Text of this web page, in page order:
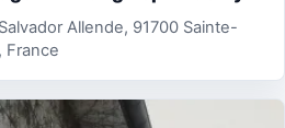
Allende, 91700 Sainte-
France